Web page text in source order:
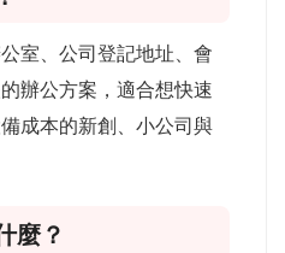
室、公司登記地址、會
辦公方案，適合想快速
成本的新創、小公司與
麼？